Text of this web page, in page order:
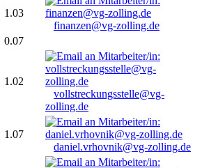
1.03
finanzen@vg-zolling.de
0.07
1.02
vollstreckungsstelle@vg-
zolling.de
1.07
daniel.vrhovnik@vg-zolling.de